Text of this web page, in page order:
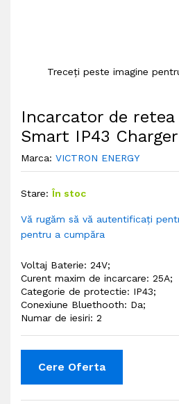
Treceți peste imagine
Incarcator de retea
Smart IP43
Marca: VICTRON ENERGY
Stare: În stoc
Vă rugăm să vă autentificați
pentru a cumpăra
Voltaj Baterie: 24V;
Curent maxim de incarcare: 25A;
Categorie de protectie: IP43;
Conexiune Bluethooth: Da;
Numar de iesiri: 2
Cere Oferta